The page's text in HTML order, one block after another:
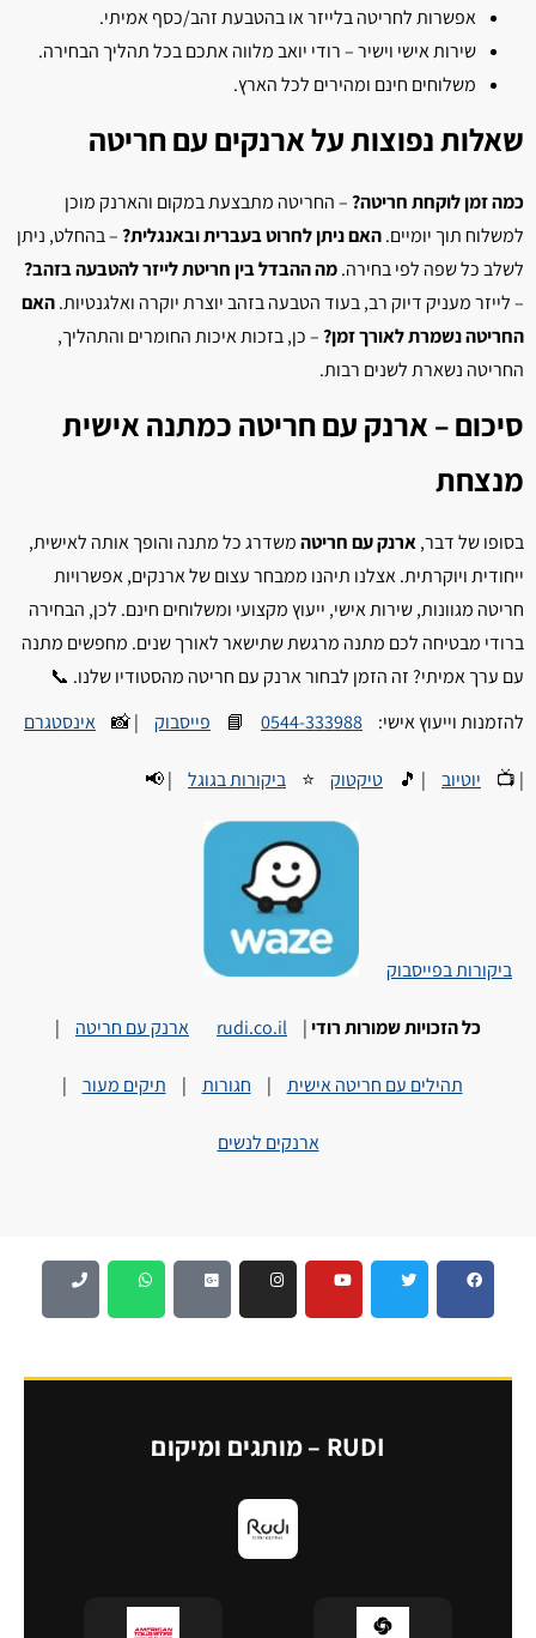
אפשרות לחריטה בלייזר או בהטבעת זהב/כסף אמיתי.
שירות אישי וישיר – רודי יואב מלווה אתכם בכל תהליך הבחירה.
משלוחים חינם ומהירים לכל הארץ.
שאלות נפוצות על ארנקים עם חריטה
כמה זמן לוקחת חריטה?– החריטה מתבצעת במקום והארנק מוכן
למשלוח תוך יומיים.האם ניתן לחרוט בעברית ובאנגלית?– בהחלט, ניתן
לשלב כל שפה לפי בחירה.מה ההבדל בין חריטת לייזר להטבעה בזהב?
– לייזר מעניק דיוק רב, בעוד הטבעה בזהב יוצרת יוקרה ואלגנטיות.האם
החריטה נשמרת לאורך זמן?– כן, בזכות איכות החומרים והתהליך,
החריטה נשארת לשנים רבות.
סיכום – ארנק עם חריטה כמתנה אישית
מנצחת
בסופו של דבר,ארנק עם חריטהמשדרג כל מתנה והופך אותה לאישית,
ייחודית ויוקרתית. אצלנו תיהנו ממבחר עצום של ארנקים, אפשרויות
חריטה מגוונות, שירות אישי, ייעוץ מקצועי ומשלוחים חינם. לכן, הבחירה
ברודי מבטיחה לכם מתנה מרגשת שתישאר לאורך שנים. מחפשים מתנה
עם ערך אמיתי? זה הזמן לבחור ארנק עם חריטה מהסטודיו שלנו. 📞
להזמנות וייעוץ אישי:
0544-333988
📘 פייסבוק | 📸 אינסטגרם
| 📺 יוטיוב | 🎵 טיקטוק ⭐ ביקורות בגוגל | 📢
ביקורות בפייסבוק
כל הזכויות שמורות רודי|
rudi.co.il ארנק עם חריטה |
תהילים עם חריטה אישית | חגורות | תיקים מעור |
ארנקים לנשים
RUDI – מותגים ומיקום